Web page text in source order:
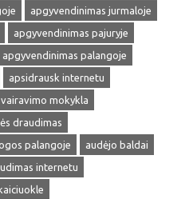
apgyvendinimas jurmaloje
apgyvendinimas pajuryje
apgyvendinimas palangoje
apsidrausk internetu
mokykla
draudimas
palangoje
audėjo baldai
internetu